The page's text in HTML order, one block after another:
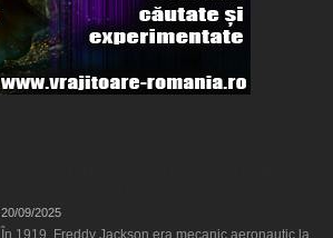
20/09/2025
În 1919, Freddy Jackson era mecanic aeronautic la